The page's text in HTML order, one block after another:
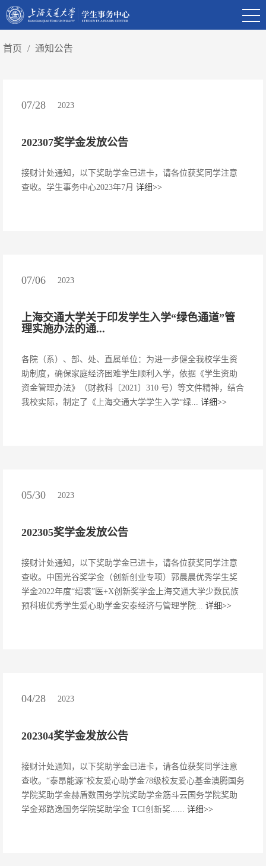
首页 / 通知公告
07/28 2023
202307奖学金发放公告
接财计处通知，以下奖助学金已进卡，请各位获奖同学注意
查收。学生事务中心2023年7月 详细>>
07/06 2023
上海交通大学关于印发学生入学“绿色通道”管
理实施办法的通...
各院（系）、部、处、直属单位：为进一步健全我校学生资
助制度，确保家庭经济困难学生顺利入学，依据《学生资助
资金管理办法》（财教科〔2021〕310 号）等文件精神，结合
我校实际，制定了《上海交通大学学生入学“绿... 详细>>
05/30 2023
202305奖学金发放公告
接财计处通知，以下奖助学金已进卡，请各位获奖同学注意
查收。中国光谷奖学金（创新创业专项）郭晨晨优秀学生奖
学金2022年度“绍裘”医+X创新奖学金上海交通大学少数民族
预科班优秀学生爱心助学金安泰经济与管理学院... 详细>>
04/28 2023
202304奖学金发放公告
接财计处通知，以下奖助学金已进卡，请各位获奖同学注意
查收。“泰昂能源”校友爱心助学金78级校友爱心基金澳腾国务
学院奖助学金赫盾数国务学院奖助学金筋斗云国务学院奖助
学金郑路逸国务学院奖助学金 TCI创新奖...... 详细>>